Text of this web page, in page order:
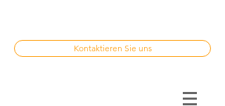
Kontaktieren Sie uns